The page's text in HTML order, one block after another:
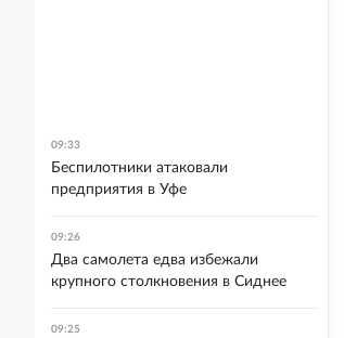
09:33
Беспилотники атаковали
предприятия в Уфе
09:26
Два самолета едва избежали
крупного столкновения в Сиднее
09:25